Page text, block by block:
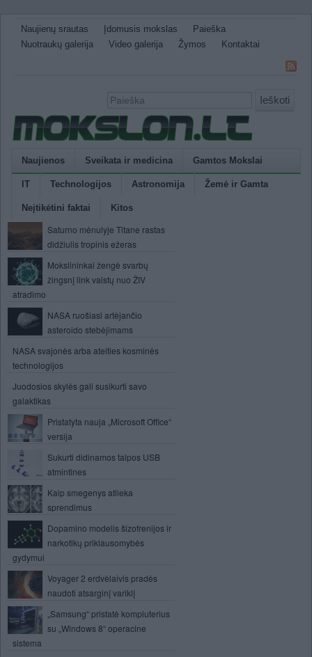
Naujienų srautas Įdomusis mokslas
Paieška
Nuotraukų galerija
Video galerija Žymos Kontaktai
Ieškoti
Naujienos Sveikata ir medicina Gamtos Mokslai
IT Technologijos Astronomija Žemė ir Gamta
Neįtikėtini faktai Kitos
Saturno mėnulyje Titane rastas
didžiulis tropinis ežeras
Mokslininkai žengė svarbų
žingsnį link vaistų nuo ŽIV
atradimo
NASA ruošiasi artėjančio
asteroido stebėjimams
NASA svajonės arba ateities kosminės
technologijos
Juodosios skylės gali susikurti savo
galaktikas
Pristatyta nauja „Microsoft Office“
versija
Sukurti didinamos talpos USB
atmintines
Kaip smegenys atlieka
sprendimus
Dopamino modelis šizofrenijos ir
narkotikų priklausomybės
gydymui
Voyager 2 erdvėlaivis pradės
naudoti atsarginį variklį
„Samsung“ pristatė kompiuterius
su „Windows 8“ operacine
sistema